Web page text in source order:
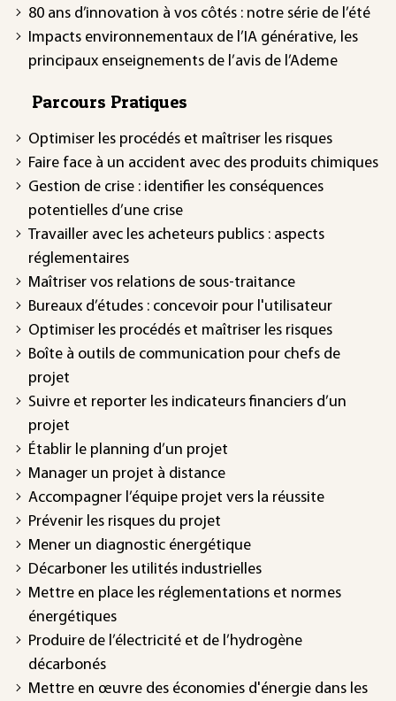
80 ans d’innovation à vos côtés : notre série de l’été
Impacts environnementaux de l’IA générative, les
principaux enseignements de l’avis de l’Ademe
Parcours Pratiques
Optimiser les procédés et maîtriser les risques
Faire face à un accident avec des produits chimiques
Gestion de crise : identifier les conséquences
potentielles d’une crise
Travailler avec les acheteurs publics : aspects
réglementaires
Maîtriser vos relations de sous-traitance
Bureaux d’études : concevoir pour l'utilisateur
Optimiser les procédés et maîtriser les risques
Boîte à outils de communication pour chefs de
projet
Suivre et reporter les indicateurs financiers d’un
projet
Établir le planning d’un projet
Manager un projet à distance
Accompagner l’équipe projet vers la réussite
Prévenir les risques du projet
Mener un diagnostic énergétique
Décarboner les utilités industrielles
Mettre en place les réglementations et normes
énergétiques
Produire de l’électricité et de l’hydrogène
décarbonés
Mettre en œuvre des économies d'énergie dans les